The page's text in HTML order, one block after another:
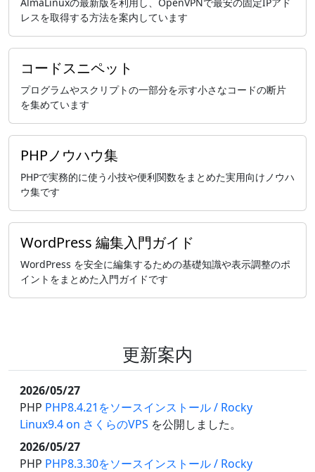
レスを取得する方法を案内しています
コードスニペット
プログラムやスクリプトの一部分を示す小さなコードの断片
を集めています
PHPノウハウ集
PHPで実務的に使う小技や便利関数をまとめた実用向けノウハ
ウ集です
WordPress 編集入門ガイド
WordPress を安全に編集するための基礎知識や表示調整のポ
イントをまとめた入門ガイドです
更新案内
2026/05/27
PHP PHP8.4.21をソースインストール / Rocky
Linux9.4 on さくらのVPS を公開しました。
2026/05/27
PHP PHP8.3.30をソースインストール / Rocky